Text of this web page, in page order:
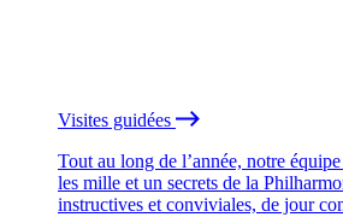
Visites guidées
Tout au long de l’année, notre
les mille et un secrets de la
instructives et conviviales, de jour